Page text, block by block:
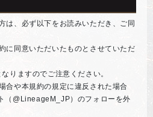
は、必ず以下をお読みいただき、ご同
に同意いただいたものとさせていただ
りますのでご注意ください。
合や本規約の規定に違反された場合
（@LineageM_JP）のフォローを外